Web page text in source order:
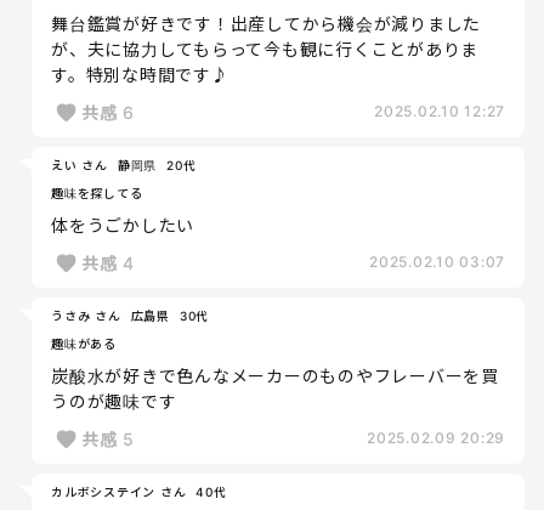
舞台鑑賞が好きです！出産してから機会が減りました
が、夫に協力してもらって今も観に行くことがありま
す。特別な時間です♪
共感 6 2025.02.10 12:27
えい さん 静岡県
20代
趣味を探してる
体をうごかしたい
共感 4 2025.02.10 03:07
うさみ さん 広島県
30代
趣味がある
炭酸水が好きで色んなメーカーのものやフレーバーを買
うのが趣味です
共感 5 2025.02.09 20:29
カルボシステイン さん
40代